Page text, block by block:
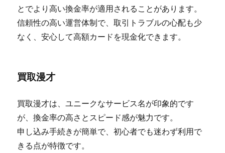
とでより高い換金率が適用されることがあります。
信頼性の高い運営体制で、取引トラブルの心配も少
なく、安心して高額カードを現金化できます。
買取漫才
買取漫才は、ユニークなサービス名が印象的です
が、換金率の高さとスピード感が魅力です。
申し込み手続きが簡単で、初心者でも迷わず利用で
きる点が特徴です。